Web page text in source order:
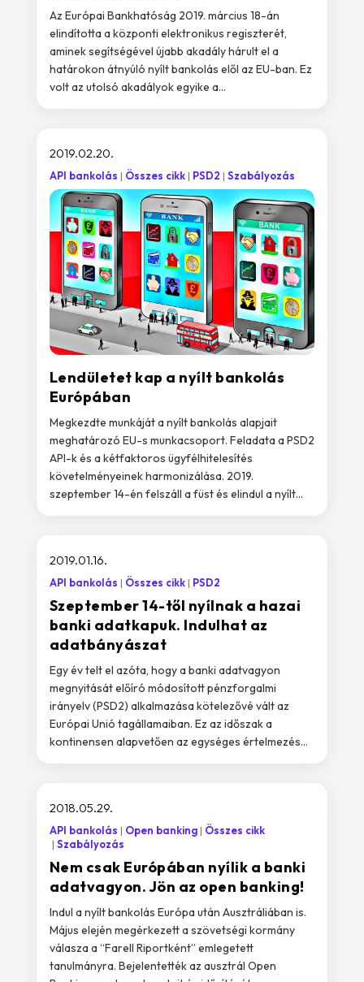
Az Európai Bankhatóság 2019. március 18-án
elindította a központi elektronikus regiszterét,
aminek segítségével újabb akadály hárult el a
határokon átnyúló nyílt bankolás elől az EU-ban. Ez
volt az utolsó akadályok egyike a...
Lendületet kap a nyílt bankolás
Európában
2019.02.20.
API bankolás Összes cikk PSD2 Szabályozás
Megkezdte munkáját a nyílt bankolás alapjait
meghatározó EU-s munkacsoport. Feladata a PSD2
API-k és a kétfaktoros ügyfélhitelesítés
követelményeinek harmonizálása. 2019.
szeptember 14-én felszáll a füst és elindul a nyílt...
Szeptember 14-től nyílnak a hazai
banki adatkapuk. Indulhat az
adatbányászat
2019.01.16.
API bankolás Összes cikk PSD2
Egy év telt el azóta, hogy a banki adatvagyon
megnyitását előíró módosított pénzforgalmi
irányelv (PSD2) alkalmazása kötelezővé vált az
Európai Unió tagállamaiban. Ez az időszak a
kontinensen alapvetően az egységes értelmezés...
Nem csak Európában nyílik a banki
adatvagyon. Jön az open banking!
2018.05.29.
API bankolás Open banking
Összes cikk
Szabályozás
Indul a nyílt bankolás Európa után Ausztráliában is.
Május elején megérkezett a szövetségi kormány
válasza a “Farell Riportként” emlegetett
tanulmányra. Bejelentették az ausztrál Open